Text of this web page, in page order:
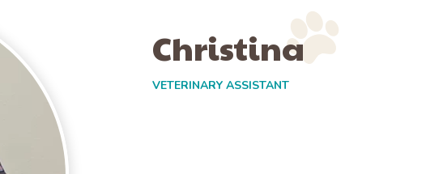
Christina
VETERINARY ASSISTANT